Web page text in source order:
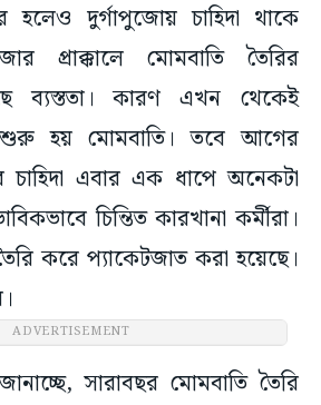
হলেও দুর্গাপুজোয় চাহিদা থাকে
প্রাক্কালে মোমবাতি তৈরির
ব্যস্ততা। কারণ এখন থেকেই
হয় মোমবাতি। তবে আগের
চাহিদা এবার এক ধাপে অনেকটা
চিন্তিত কারখানা কর্মীরা।
করে প্যাকেটজাত করা হয়েছে।
ADVERTISEMENT
সারাবছর মোমবাতি তৈরি